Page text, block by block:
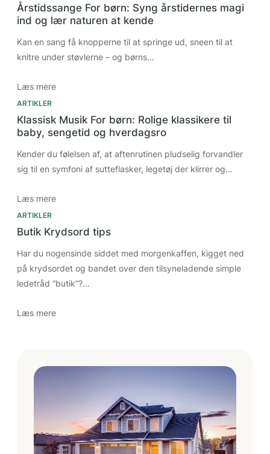
Årstidssange For børn: Syng årstidernes magi
ind og lær naturen at kende
Kan en sang få knopperne til at springe ud, sneen til at
knitre under støvlerne – og børns…
Læs mere
ARTIKLER
Klassisk Musik For børn: Rolige klassikere til
baby, sengetid og hverdagsro
Kender du følelsen af, at aftenrutinen pludselig forvandler
sig til en symfoni af sutteflasker, legetøj der klirrer og…
Læs mere
ARTIKLER
Butik Krydsord tips
Har du nogensinde siddet med morgenkaffen, kigget ned
på krydsordet og bandet over den tilsyneladende simple
ledetråd “butik”?…
Læs mere